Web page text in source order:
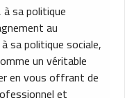
sa politique
au
sa politique sociale,
un véritable
en vous offrant de